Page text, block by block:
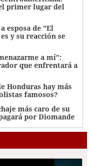
primer lugar del
esposa de "El
y su reacción se
a mí":
que enfrentará a
Honduras hay más
famosos?
más caro de su
por Diomande